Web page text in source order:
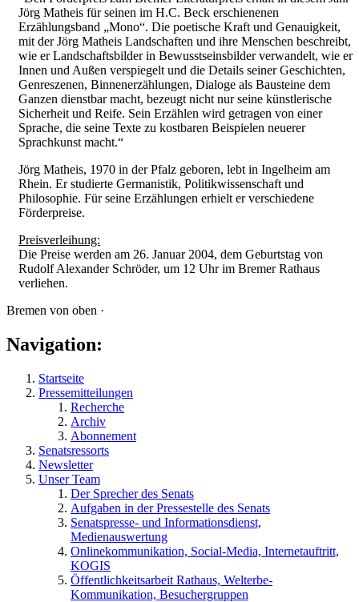
Jörg Matheis für seinen im H.C. Beck erschienenen
Erzählungsband „Mono“. Die poetische Kraft und Genauigkeit,
mit der Jörg Matheis Landschaften und ihre Menschen beschreibt,
wie er Landschaftsbilder in Bewusstseinsbilder verwandelt, wie er
Innen und Außen verspiegelt und die Details seiner Geschichten,
Genreszenen, Binnenerzählungen, Dialoge als Bausteine dem
Ganzen dienstbar macht, bezeugt nicht nur seine künstlerische
Sicherheit und Reife. Sein Erzählen wird getragen von einer
Sprache, die seine Texte zu kostbaren Beispielen neuerer
Sprachkunst macht.“
Jörg Matheis, 1970 in der Pfalz geboren, lebt in Ingelheim am
Rhein. Er studierte Germanistik, Politikwissenschaft und
Philosophie. Für seine Erzählungen erhielt er verschiedene
Förderpreise.
Preisverleihung:
Die Preise werden am 26. Januar 2004, dem Geburtstag von
Rudolf Alexander Schröder, um 12 Uhr im Bremer Rathaus
verliehen.
Bremen von oben ·
Navigation:
Startseite
Pressemitteilungen
Recherche
Archiv
Abonnement
Senatsressorts
Newsletter
Unser Team
Der Sprecher des Senats
Aufgaben in der Pressestelle des Senats
Senatspresse- und Informationsdienst,
Medienauswertung
Onlinekommunikation, Social-Media, Internetauftritt,
KOGIS
Öffentlichkeitsarbeit Rathaus, Welterbe-
Kommunikation, Besuchergruppen